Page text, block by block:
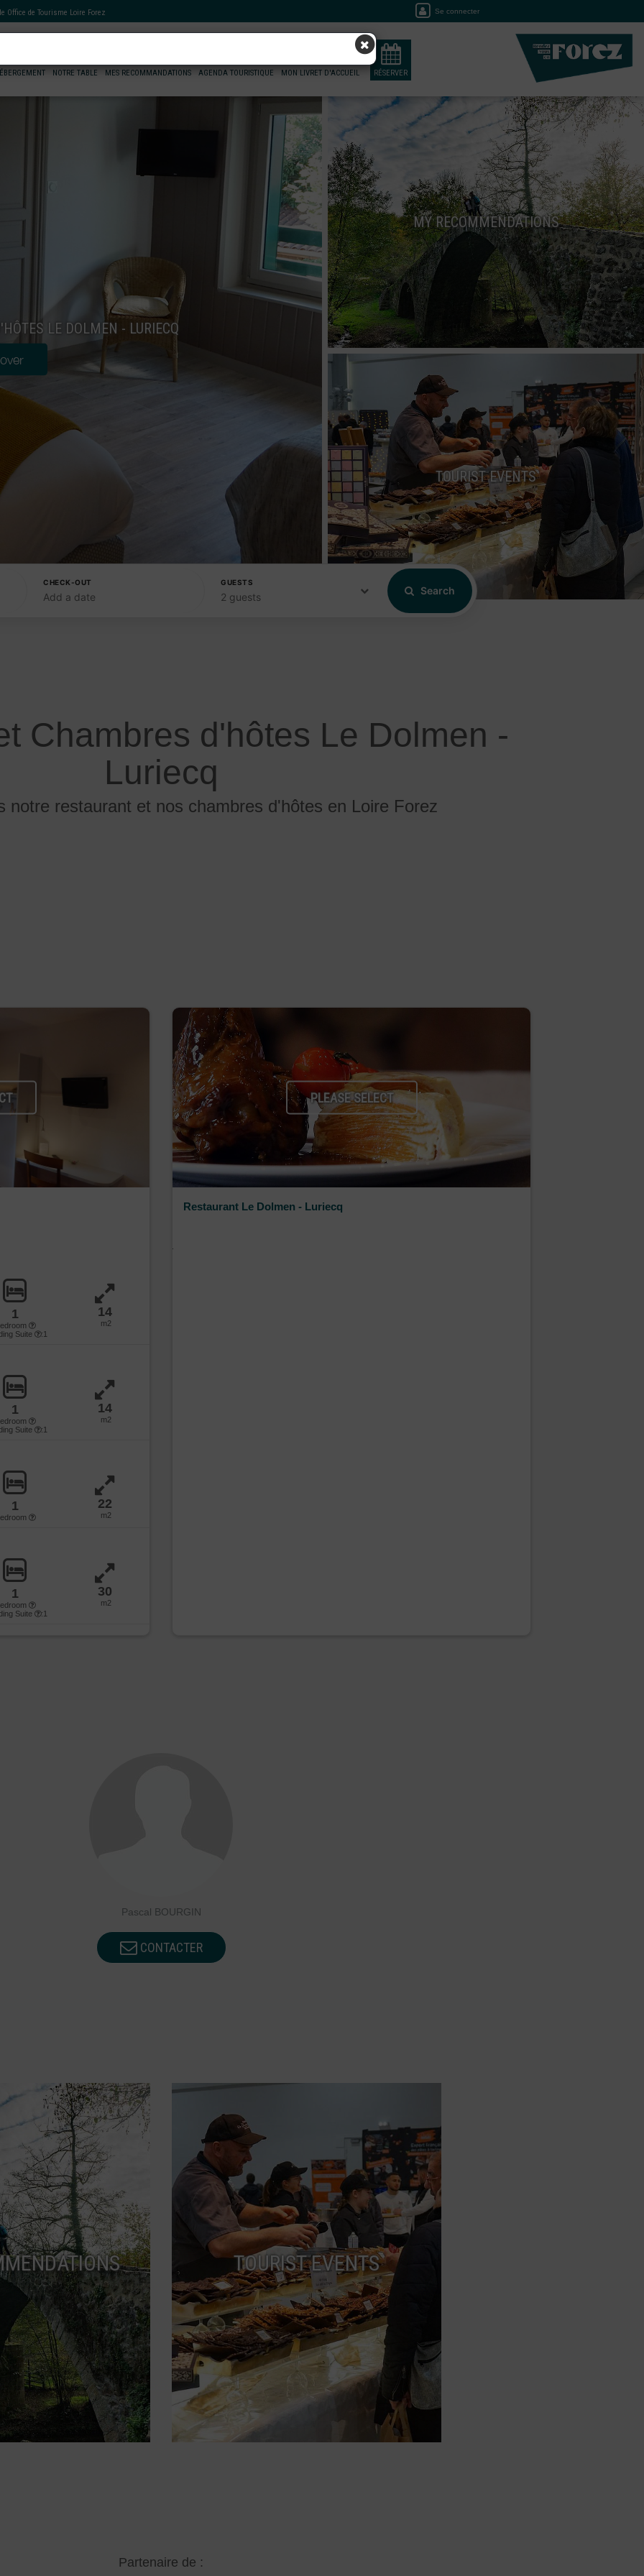
Office de Tourisme Loire Forez Se connecter
NOTRE TABLE MES RECOMMANDATIONS AGENDA TOURISTIQUE MON LIVRET D'ACCUEIL RÉSERVER
LE DOLMEN - LURIECQ
MY RECOMMENDATIONS
TOURIST EVENTS
CHECK-OUT
Add a date
GUESTS
2 guests
Search
Chambres d'hôtes Le Dolmen -
Luriecq
notre restaurant et nos chambres d'hôtes en Loire Forez
1
Suite
:1
14
m2
1
Suite
:1
14
m2
1 22
m2
1
Suite
:1
30
m2
PLEASE SELECT
Restaurant Le Dolmen - Luriecq
Pascal BOURGIN
CONTACTER
TOURIST EVENTS
Partenaire de :